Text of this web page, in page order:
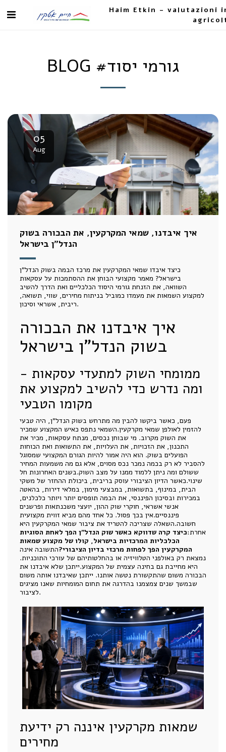
Haim Etkin - valutazioni
BLOG #גורמי יסוד
05
Aug
איך איבדנו, שמאי המקרקעין, את הבכורה בשוק
הנדל"ן בישראל
כיצד איבדו שמאי המקרקעין את מרכז הבמה בשוק הנדל"ן
בישראל? מאמר מקצועי הבוחן את ההסתמכות על עסקאות
השוואה, את הזנחת גורמי היסוד הכלכליים ואת הדרך להשיב
למקצוע השמאות את מעמדו כמוביל בניתוח מחירים, שווי, תשואה,
ריבית, אשראי וסיכון.
איך איבדנו את הבכורה
בשוק הנדל"ן בישראל
ממומחי השוק למתעדי עסקאות -
ומה נדרש כדי להשיב למקצוע את
מקומו הטבעי
פעם, כאשר ביקשו להבין מה מתרחש בשוק הנדל"ן, היה טבעי
להזמין לאולפן שמאי מקרקעין.השמאי נתפס כאיש המקצוע שמכיר
את השוק מקרוב. מי שבוחן נכסים, מנתח עסקאות, מכיר את
התכנון, את הזכויות, את העלויות, את התשואות ואת הכוחות
הפועלים בשוק. הוא היה אמור להיות הגורם המקצועי שמסוגל
להסביר לא רק בכמה נמכר נכס מסוים, אלא גם מה משמעות המחיר
ששולם ומה ניתן ללמוד ממנו על מצב השוק.בשנים האחרונות חל
שינוי.כאשר הדיון הציבורי עוסק בריבית, ביכולת ההחזר של משקי
הבית, במינוף, בתשואות, במבצעי מימון, במלאי דירות, בהאטה
במכירות ובסיכון הפיננסי, את הבמה תופסים יותר ויותר כלכלנים,
אנשי אשראי, חוקרי שוק ההון, יועצי משכנתאות ופרשנים
פיננסיים.אין בכך פסול. כל אחד מהם מביא זווית מקצועית
חשובה.השאלה שצריכה להטריד את ציבור שמאי המקרקעין היא
אחרת:כיצד קרה שדווקא כאשר שוק הנדל"ן הפך לאחת הסוגיות
הכלכליות המרכזיות בישראל, קולו של מקצוע שמאות
המקרקעין הפך לפחות מרכזי בדיון הציבורי?התשובה אינה
נמצאת רק באולפני הטלוויזיה או בהחלטותיהם של עורכי התוכניות.
היא מחייבת גם בחינה עצמית של המקצוע.ייתכן שלא איבדנו את
הבכורה משום שהתקשורת נטשה אותנו. ייתכן שאיבדנו אותה משום
שבמשך שנים צמצמנו בהדרגה את תחום המומחיות שאנו מציגים
לציבור.
שמאות מקרקעין איננה רק ידיעת
מחירים